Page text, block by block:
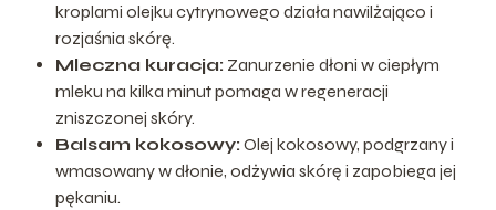
kroplami olejku cytrynowego działa nawilżająco i
rozjaśnia skórę.
Mleczna kuracja: Zanurzenie dłoni w ciepłym
mleku na kilka minut pomaga w regeneracji
zniszczonej skóry.
Balsam kokosowy: Olej kokosowy, podgrzany i
wmasowany w dłonie, odżywia skórę i zapobiega jej
pękaniu.